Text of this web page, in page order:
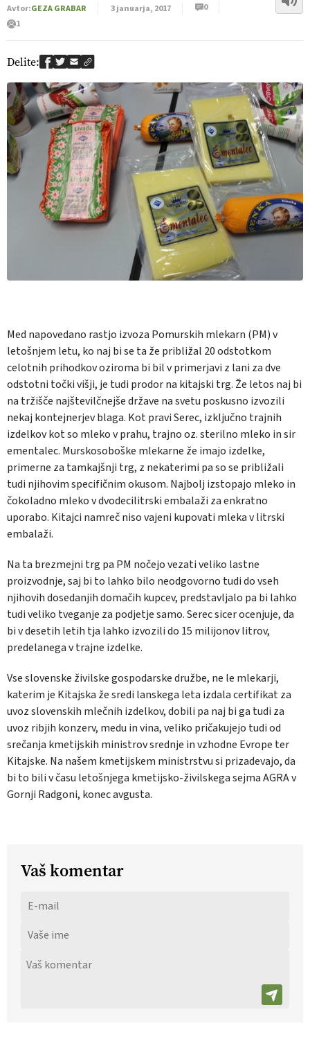
Avtor:GEZA GRABAR 3 januarja, 2017
0
1
Delite:
Med napovedano rastjo izvoza Pomurskih mlekarn (PM) v
letošnjem letu, ko naj bi se ta že približal 20 odstotkom
celotnih prihodkov oziroma bi bil v primerjavi z lani za dve
odstotni točki višji, je tudi prodor na kitajski trg. Že letos naj bi
na tržišče najštevilčnejše države na svetu poskusno izvozili
nekaj kontejnerjev blaga. Kot pravi Serec, izključno trajnih
izdelkov kot so mleko v prahu, trajno oz. sterilno mleko in sir
ementalec. Murskosoboške mlekarne že imajo izdelke,
primerne za tamkajšnji trg, z nekaterimi pa so se približali
tudi njihovim specifičnim okusom. Najbolj izstopajo mleko in
čokoladno mleko v dvodecilitrski embalaži za enkratno
uporabo. Kitajci namreč niso vajeni kupovati mleka v litrski
embalaži.
Na ta brezmejni trg pa PM nočejo vezati veliko lastne
proizvodnje, saj bi to lahko bilo neodgovorno tudi do vseh
njihovih dosedanjih domačih kupcev, predstavljalo pa bi lahko
tudi veliko tveganje za podjetje samo. Serec sicer ocenjuje, da
bi v desetih letih tja lahko izvozili do 15 milijonov litrov,
predelanega v trajne izdelke.
Vse slovenske živilske gospodarske družbe, ne le mlekarji,
katerim je Kitajska že sredi lanskega leta izdala certifikat za
uvoz slovenskih mlečnih izdelkov, dobili pa naj bi ga tudi za
uvoz ribjih konzerv, medu in vina, veliko pričakujejo tudi od
srečanja kmetijskih ministrov srednje in vzhodne Evrope ter
Kitajske. Na našem kmetijskem ministrstvu si prizadevajo, da
bi to bili v času letošnjega kmetijsko-živilskega sejma AGRA v
Gornji Radgoni, konec avgusta.
Vaš komentar